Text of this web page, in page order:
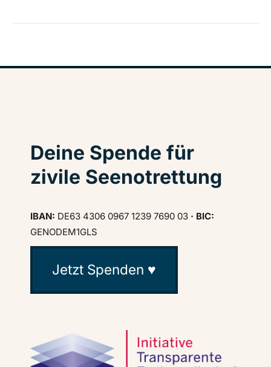
Deine Spende für
zivile Seenotrettung
IBAN: DE63 4306 0967 1239 7690 03 · BIC:
GENODEM1GLS
Jetzt Spenden ♥